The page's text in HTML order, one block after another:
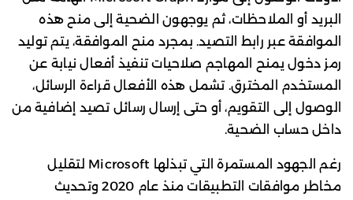
البريد أو الملاحظات، ثم يوجهون الضحية إلى منح هذه
الموافقة عبر رابط التصيد. بمجرد منح الموافقة، يتم توليد
رمز دخول يمنح المهاجم صلاحيات تنفيذ أفعال نيابة عن
المستخدم المخترق. تشمل هذه الأفعال قراءة الرسائل،
الوصول إلى التقويم، أو حتى إرسال رسائل تصيد إضافية من
داخل حساب الضحية.
رغم الجهود المستمرة التي تبذلها Microsoft لتقليل
مخاطر موافقات التطبيقات منذ عام 2020 وتحديث